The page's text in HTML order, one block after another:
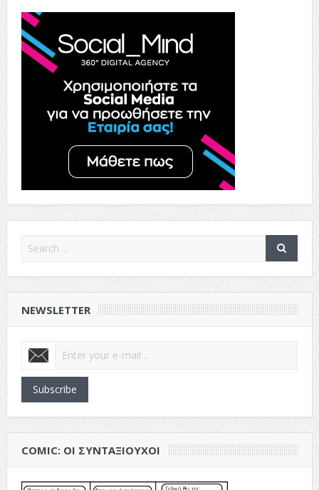
NEWSLETTER
Subscribe
COMIC: ΟΙ ΣΥΝΤΑΞΙΟΎΧΟΙ